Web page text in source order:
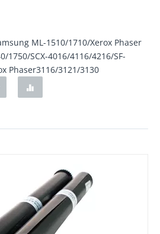
ML-1510/1710/Xerox Phaser
1750/SCX-4016/4116/4216/SF-
Phaser3116/3121/3130